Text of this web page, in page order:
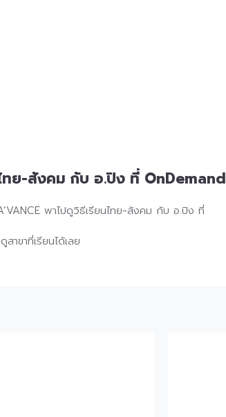
ทย-สังคม กับ อ.ปิง ที่ OnDemand
พาไปดูวิธีเรียนไทย-สังคม กับ อ.ปิง ที่
าขาที่เรียนได้เลย